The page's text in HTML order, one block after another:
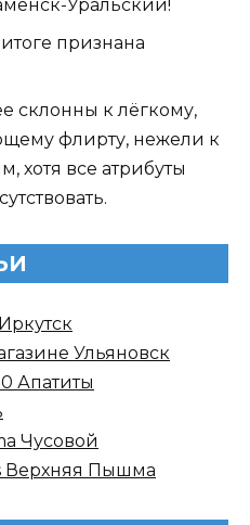
Уральский!
признана
склонны к лёгкому,
флирту, нежели к
хотя все атрибуты
Ульяновск
Апатиты
Чусовой
Верхняя Пышма